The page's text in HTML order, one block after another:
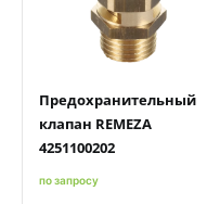
Быстрый просмотрДобавить к сравнению
Предохранительный
клапан REMEZA
4251100202
по запросу